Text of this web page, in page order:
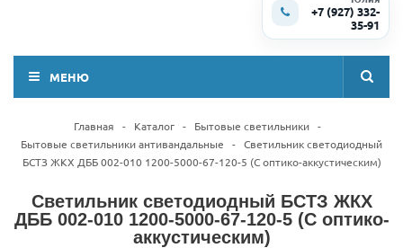
+7 (927) 332-
35-91
МЕНЮ
Главная - Каталог - Бытовые светильники -
Бытовые светильники антивандальные
- Светильник светодиодный
БСТЗ ЖКХ ДББ 002-010 1200-5000-67-120-5 (С оптико-аккустическим)
Светильник светодиодный БСТЗ ЖКХ
ДББ 002-010 1200-5000-67-120-5 (С оптико-
аккустическим)